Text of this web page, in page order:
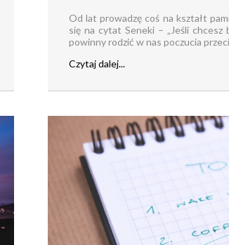
Od lat prowadzę coś na kształt
się na cytat Seneki – „Jeśli chcesz
powinny rodzić w nas poczucia
Czytaj dalej...